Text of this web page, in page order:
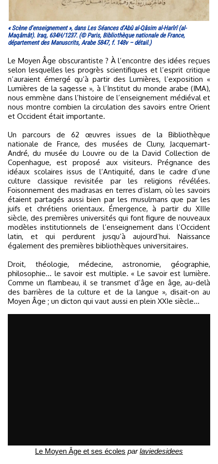
« Scène d’enseignement », dans Les Séances d’Abû al-Qâsim al-Harîrî (al-
Maqâmât). Iraq, 634H/1237. (© Paris, Bibliothèque nationale de France,
département des Manuscrits, Arabe 5847, f. 148v – détail.)
Le Moyen Âge obscurantiste ? À l’encontre des idées reçues
selon lesquelles les progrès scientifiques et l’esprit critique
n’auraient émergé qu’à partir des Lumières, l’exposition «
Lumières de la sagesse », à l’Institut du monde arabe (IMA),
nous emmène dans l’histoire de l’enseignement médiéval et
nous montre combien la circulation des savoirs entre Orient
et Occident était importante.
Un parcours de 62 œuvres issues de la Bibliothèque
nationale de France, des musées de Cluny, Jacquemart-
André, du musée du Louvre ou de la David Collection de
Copenhague, est proposé aux visiteurs. Prégnance des
idéaux scolaires issus de l’Antiquité, dans le cadre d’une
culture classique revisitée par les religions révélées.
Foisonnement des madrasas en terres d’islam, où les savoirs
étaient partagés aussi bien par les musulmans que par les
juifs et chrétiens orientaux. Émergence, à partir du XIIIe
siècle, des premières universités qui font figure de nouveaux
modèles institutionnels de l’enseignement dans l’Occident
latin, et qui perdurent jusqu’à aujourd’hui. Naissance
également des premières bibliothèques universitaires.
Droit, théologie, médecine, astronomie, géographie,
philosophie… le savoir est multiple. « Le savoir est lumière.
Comme un flambeau, il se transmet d’âge en âge, au-delà
des barrières de la culture et de la langue », disait-on au
Moyen Âge ; un dicton qui vaut aussi en plein XXIe siècle…
Le Moyen Âge et ses écoles parlaviedesidees